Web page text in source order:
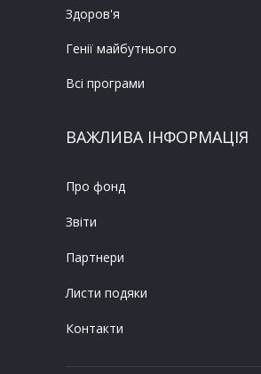
Здоров'я
Генії майбутнього
Всі програми
ВАЖЛИВА ІНФОРМАЦІЯ
Про фонд
Звіти
Партнери
Листи подяки
Контакти